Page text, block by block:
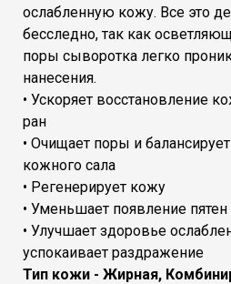
ослабленную кожу. Все это
бесследно, так как
поры сыворотка легко
нанесения.
• Ускоряет восстановление
ран
• Очищает поры и
кожного сала
• Регенерирует кожу
• Уменьшает появление пятен
• Улучшает здоровье
успокаивает раздражение
Тип кожи - Жирная,